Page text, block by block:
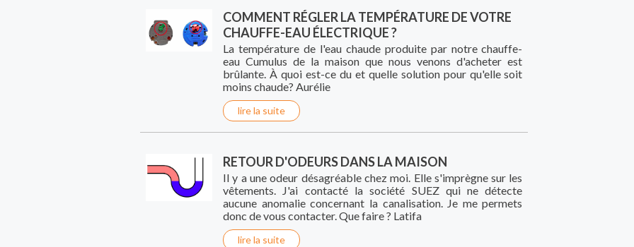
COMMENT RÉGLER LA TEMPÉRATURE DE VOTRE
CHAUFFE-EAU ÉLECTRIQUE ?
La température de l'eau chaude produite par notre chauffe-
eau Cumulus de la maison que nous venons d'acheter est
brûlante. À quoi est-ce du et quelle solution pour qu'elle soit
moins chaude? Aurélie
lire la suite
RETOUR D'ODEURS DANS LA MAISON
Il y a une odeur désagréable chez moi. Elle s'imprègne sur les
vêtements. J'ai contacté la société SUEZ qui ne détecte
aucune anomalie concernant la canalisation. Je me permets
donc de vous contacter. Que faire ? Latifa
lire la suite